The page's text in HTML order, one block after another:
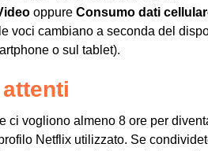
oppure Consumo dati
voci cambiano a seconda del
o sul tablet).
ci vogliono almeno 8 ore per
Netflix utilizzato. Se